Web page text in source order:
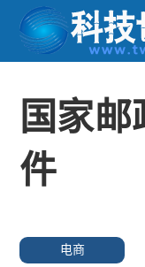
国家
件
电商